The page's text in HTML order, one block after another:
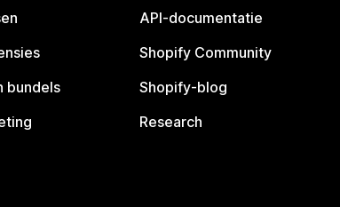
bundels
API-documentatie
Shopify Community
Shopify-blog
Research